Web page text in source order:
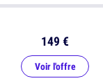
149 €
Voir l'offre